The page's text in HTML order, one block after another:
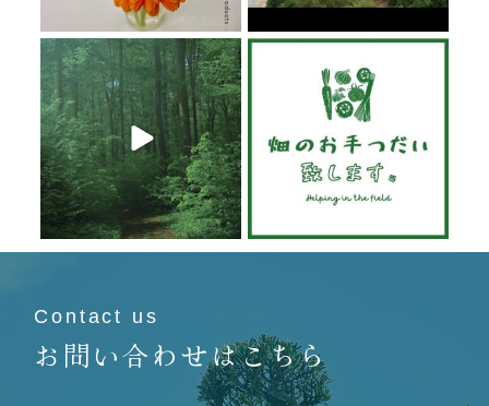
6月 20
6月 19
Contact us
お問い合わせはこちら